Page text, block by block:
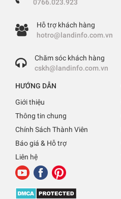
0766.023.923
Hỗ trợ khách hàng
hotro@landinfo.com.vn
Chăm sóc khách hàng
cskh@landinfo.com.vn
HƯỚNG DẪN
Giới thiệu
Thông tin chung
Chính Sách Thành Viên
Báo giá & Hỗ trợ
Liên hệ